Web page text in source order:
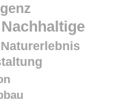
Nachhaltige
Naturerlebnis